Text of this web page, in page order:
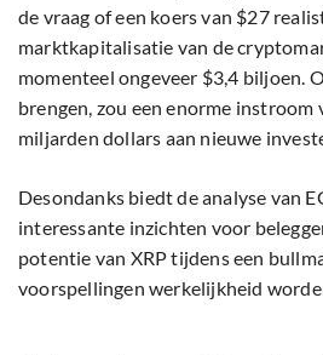
de vraag of een koers van $27
marktkapitalisatie van de
momenteel ongeveer $3,4 biljoen.
brengen, zou een enorme instroom
miljarden dollars aan nieuwe
Desondanks biedt de analyse van
interessante inzichten voor
potentie van XRP tijdens een
voorspellingen werkelijkheid